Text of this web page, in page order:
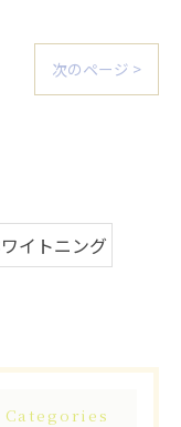
次のページ >
イトニング
Categories